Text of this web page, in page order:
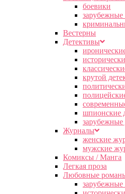
боевики
зарубежные
Вестерны
Детективы
крутой
шпионские
зарубежные
Журналы
женские
мужские
Комиксы / Манга
Легкая проза
Любовные